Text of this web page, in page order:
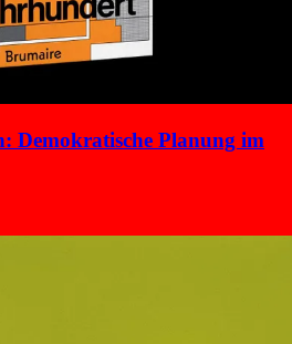
Demokratische Planung im